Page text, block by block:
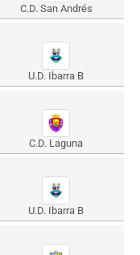
C.D. San Andrés
U.D. Ibarra B
C.D. Laguna
U.D. Ibarra B